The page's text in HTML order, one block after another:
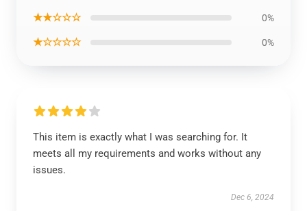
★★☆☆☆ 0%
★☆☆☆☆ 0%
This item is exactly what I was searching for. It
meets all my requirements and works without any
issues.
Dec 6, 2024